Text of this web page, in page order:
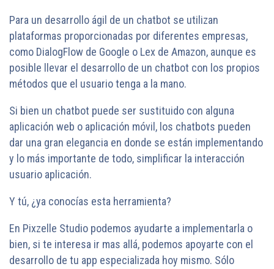
Para un desarrollo ágil de un chatbot se utilizan
plataformas proporcionadas por diferentes empresas,
como DialogFlow de Google o Lex de Amazon, aunque es
posible llevar el desarrollo de un chatbot con los propios
métodos que el usuario tenga a la mano.
Si bien un chatbot puede ser sustituido con alguna
aplicación web o aplicación móvil, los chatbots pueden
dar una gran elegancia en donde se están implementando
y lo más importante de todo, simplificar la interacción
usuario aplicación.
Y tú, ¿ya conocías esta herramienta?
En Pixzelle Studio podemos ayudarte a implementarla o
bien, si te interesa ir mas allá, podemos apoyarte con el
desarrollo de tu app especializada hoy mismo. Sólo